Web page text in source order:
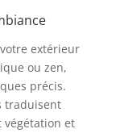
extérieur
ou zen,
précis.
traduisent
et